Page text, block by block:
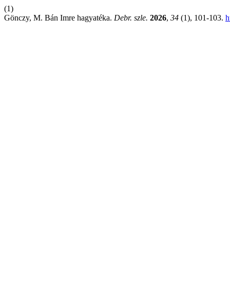
(1)
Gönczy, M. Bán Imre hagyatéka. Debr. szle. 2026, 34 (1), 101-103.